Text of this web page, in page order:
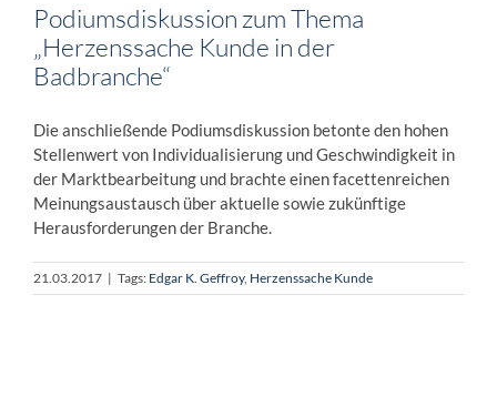
Podiumsdiskussion zum Thema
„Herzenssache Kunde in der
Badbranche“
Die anschließende Podiumsdiskussion betonte den hohen
Stellenwert von Individualisierung und Geschwindigkeit in
der Marktbearbeitung und brachte einen facettenreichen
Meinungsaustausch über aktuelle sowie zukünftige
Herausforderungen der Branche.
21.03.2017 | Tags: Edgar K. Geffroy, Herzenssache Kunde